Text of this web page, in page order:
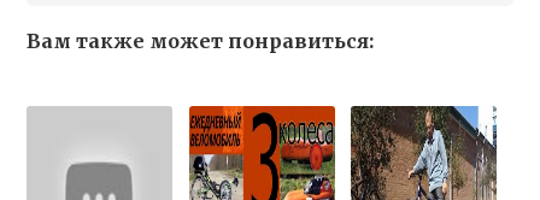
Вам также может понравиться: